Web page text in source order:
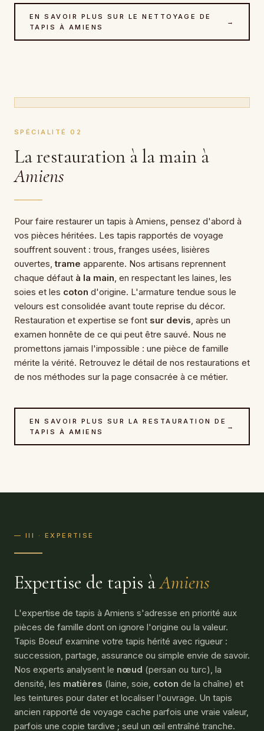
EN SAVOIR PLUS SUR LE NETTOYAGE DE
TAPIS À AMIENS
→
SPÉCIALITÉ 02
La restauration à la main à
Amiens
Pour faire restaurer un tapis à Amiens, pensez d'abord à
vos pièces héritées. Les tapis rapportés de voyage
souffrent souvent : trous, franges usées, lisières
ouvertes,trame apparente. Nos artisans reprennent
chaque défaut à la main, en respectant les laines, les
soies et les coton d'origine. L'armature tendue sous le
velours est consolidée avant toute reprise du décor.
Restauration et expertise se font sur devis, après un
examen honnête de ce qui peut être sauvé. Nous ne
promettons jamais l'impossible : une pièce de famille
mérite la vérité. Retrouvez le détail de nos restaurations et
de nos méthodes sur la page consacrée à ce métier.
EN SAVOIR PLUS SUR LA RESTAURATION DE
TAPIS À AMIENS
→
— III · EXPERTISE
Expertise de tapis àAmiens
L'expertise de tapis à Amiens s'adresse en priorité aux
pièces de famille dont on ignore l'origine ou la valeur.
Tapis Boeuf examine votre tapis hérité avec rigueur :
succession, partage, assurance ou simple envie de savoir.
Nos experts analysent le nœud (persan ou turc), la
densité, les matières (laine, soie, coton de la chaîne) et
les teintures pour dater et localiser l'ouvrage. Un tapis
ancien rapporté de voyage cache parfois une vraie valeur,
parfois une copie tardive ; seul un œil entraîné tranche.